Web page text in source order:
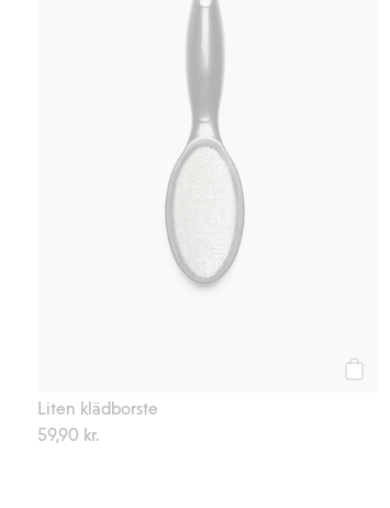
Liten klädborste
59,90 kr.